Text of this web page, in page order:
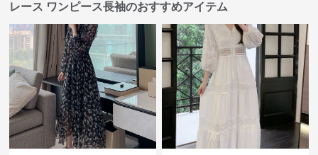
レース ワンピース長袖のおすすめアイテム